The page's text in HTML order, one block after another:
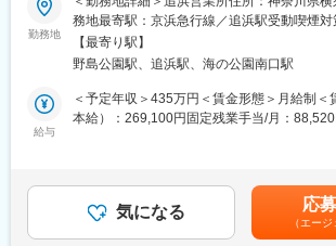
■一日の仕事の流れ：
納品から1週間後にお客様にお電話し、用具
なものを確認。その後は半年に1回の頻度で
へのケア方法を考える会議の参加やケアマ
様の現状を報告したり、新商品を紹介した
・2ヵ月に1回、1日かけて社内全体研修を実
の出来事の共有をはじめ、各自の振り返り、
品説明会なども行なっています。◎未経験か
■業務内容：
福祉用具・医療機器のレンタルと販売事業を
て、日常生活に不便を感じている高齢の方へ
ができるような環境作りを提案します！
今回は業績好調で、より多くのお客様にア
職を募集します。
ことをお伺いします。
・カタログを見ながら、お客様が生活しやす
明・提案。
勤務地
務地最寄駅：京浜急行線／追浜駅受動喫煙対
定喫煙場所有）
【最寄り駅】
野島公園駅、追浜駅、海の公園南口駅
給与
＜予定年収＞435万円＜賃金形態＞月給制＜
本給）：269,100円固定残業手当/月：88,520
あくまでも目安の金額であり、選考を通じて
ります。月給(月額)は固定手当を含めた表記
気になる 応
（エー